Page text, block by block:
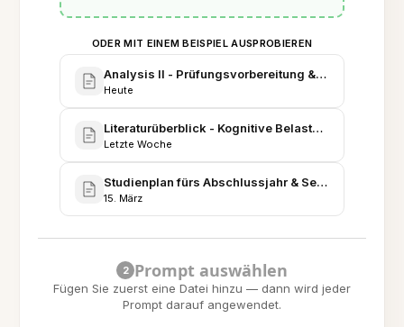
ODER MIT EINEM BEISPIEL AUSPROBIEREN
Analysis II - Prüfungsvorbereitung &
Heute
Literaturüberblick - Kognitive Belastung und
Letzte Woche
Studienplan fürs Abschlussjahr &
15. März
2 Prompt auswählen
Fügen Sie zuerst eine Datei hinzu — dann wird jeder
Prompt darauf angewendet.